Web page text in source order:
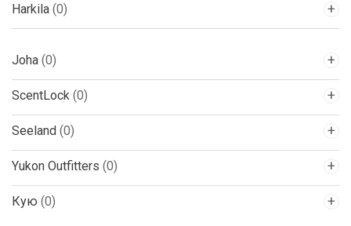
Harkila (0)
Joha (0)
ScentLock (0)
Seeland (0)
Yukon Outfitters (0)
Кую (0)